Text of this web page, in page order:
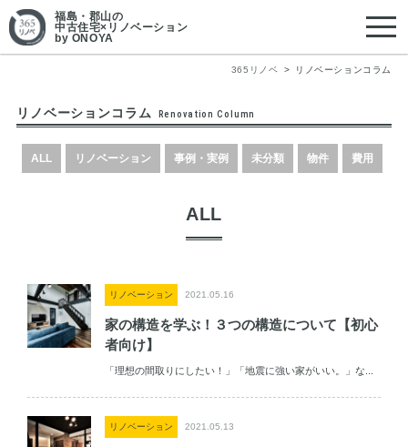
福島・郡山の
中古住宅×リノベーション
by ONOYA
365リノベ リノベーションコラム
リノベーションコラム Renovation Column
ALL リノベーション 事例・実例 未分類 物件 費用
ALL
リノベーション 2021.05.16
家の構造を学ぶ！３つの構造について【初心
者向け】
「理想の間取りにしたい！」「地震に強い家がいい。」な...
リノベーション 2021.05.13